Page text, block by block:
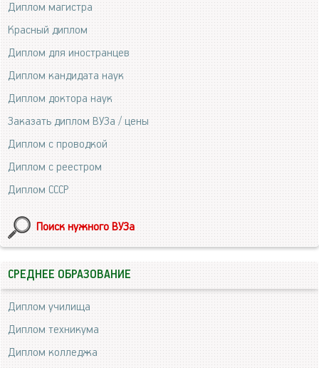
Диплом магистра
Красный диплом
Диплом для иностранцев
Диплом кандидата наук
Диплом доктора наук
Заказать диплом ВУЗа / цены
Диплом с проводкой
Диплом с реестром
Диплом СССР
Поиск нужного ВУЗа
СРЕДНЕЕ ОБРАЗОВАНИЕ
Диплом училища
Диплом техникума
Диплом колледжа